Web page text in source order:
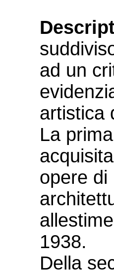
ad un
artistica
La
opere di
1938.
Della